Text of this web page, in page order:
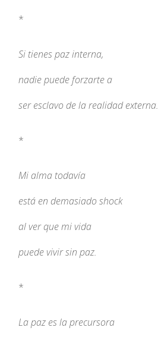
*
Si tienes paz interna,
nadie puede forzarte a
ser esclavo de la realidad externa.
*
Mi alma todavía
está en demasiado shock
al ver que mi vida
puede vivir sin paz.
*
La paz es la precursora